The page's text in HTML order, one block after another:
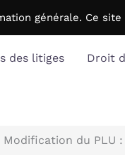
générale. Ce site
des litiges Droit
Modification du PLU